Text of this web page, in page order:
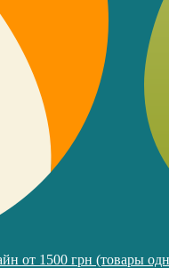
от 1500 грн (товары